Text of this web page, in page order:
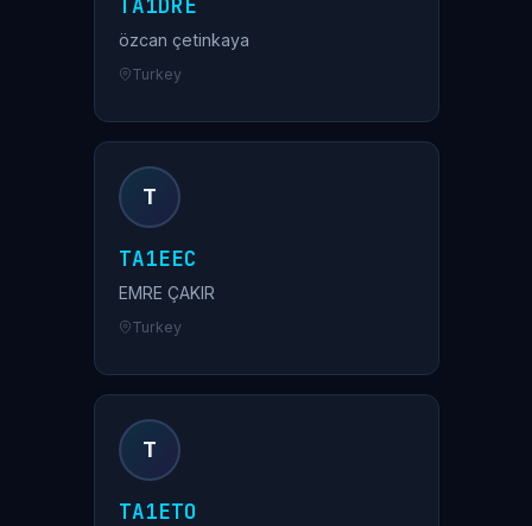
özcan çetinkaya
Turkey
T
TA1EEC
EMRE ÇAKIR
Turkey
T
TA1ETO